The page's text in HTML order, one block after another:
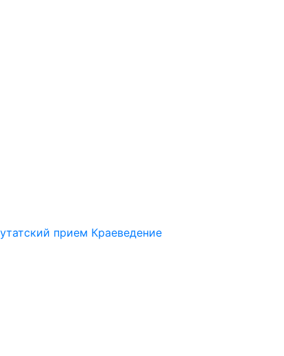
прием Краеведение